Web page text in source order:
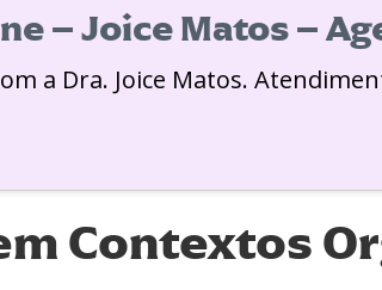
– Joice Matos –
a Dra. Joice Matos.
Contextos